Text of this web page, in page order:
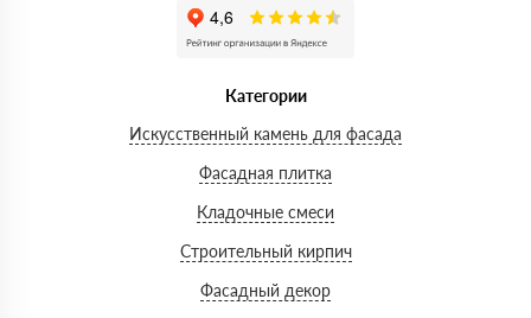
Категории
Искусственный камень для фасада
Фасадная плитка
Кладочные смеси
Строительный кирпич
Фасадный декор